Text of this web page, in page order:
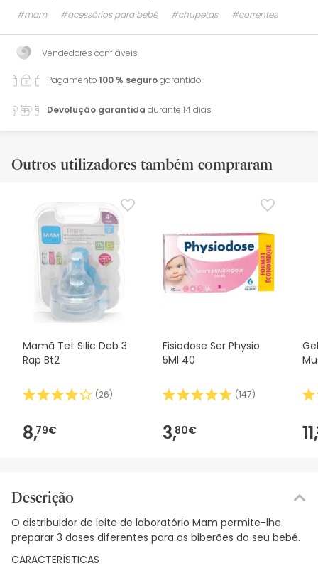
#mam
#acessórios para bebé #chupetas #correntes
Vendedores confiáveis
Pagamento100 % segurogarantido
Devolução garantida durante 14 dias
Outros utilizadores também compraram
Mamã Tet Silic Deb 3
Rap Bt2
(26)
8,79€
Fisiodose Ser Physio
5Ml 40
(147)
3,80€ 11,
Descrição
O distribuidor de leite de laboratório Mam permite-lhe
preparar 3 doses diferentes para os biberões do seu bebé.
CARACTERÍSTICAS